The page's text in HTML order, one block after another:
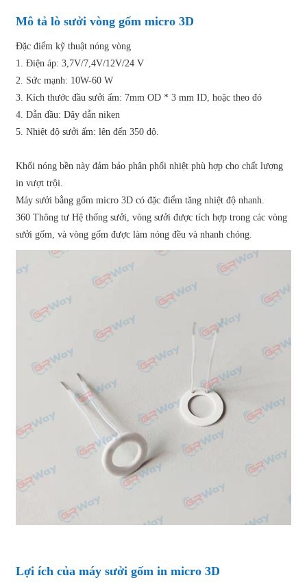
Mô tả lò sưởi vòng gốm micro 3D
Đặc điểm kỹ thuật nóng vòng
1. Điện áp: 3,7V/7,4V/12V/24 V
2. Sức mạnh: 10W-60 W
3. Kích thước đầu sưởi ấm: 7mm OD * 3 mm ID, hoặc theo đó
4. Dẫn đầu: Dây dẫn niken
5. Nhiệt độ sưởi ấm: lên đến 350 độ.
Khối nóng bền này đảm bảo phân phối nhiệt phù hợp cho chất lượng
in vượt trội.
Máy sưởi bằng gốm micro 3D có đặc điểm tăng nhiệt độ nhanh.
360 Thông tư Hệ thống sưởi, vòng sưởi được tích hợp trong các vòng
sưởi gốm, và vòng gốm được làm nóng đều và nhanh chóng.
Lợi ích của máy sưởi gốm in micro 3D